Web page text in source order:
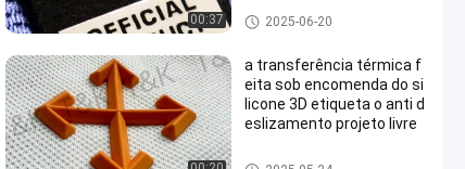
00:37
s sapatos
Etiquetas da transferência tér
mica do silicone
2025-06-20
a transferência térmica f
eita sob encomenda do si
licone 3D etiqueta o anti d
eslizamento projeto livre
Etiquetas da transferência tér